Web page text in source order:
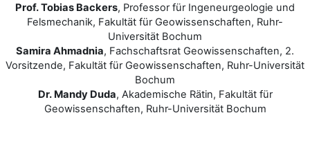
Prof. Tobias Backers, Professor für Ingeneurgeologie und
Felsmechanik, Fakultät für Geowissenschaften, Ruhr-
Universität Bochum
Samira Ahmadnia, Fachschaftsrat Geowissenschaften, 2.
Vorsitzende, Fakultät für Geowissenschaften, Ruhr-Universität
Bochum
Dr. Mandy Duda, Akademische Rätin, Fakultät für
Geowissenschaften, Ruhr-Universität Bochum